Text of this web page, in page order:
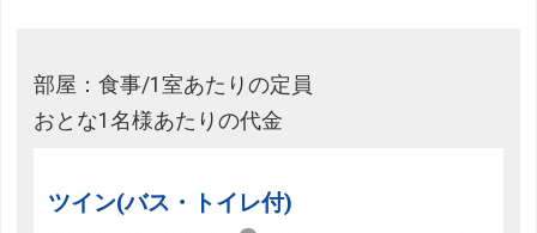
部屋：食事/1室あたりの定員
おとな1名様あたりの代金
ツイン(バス・トイレ付)